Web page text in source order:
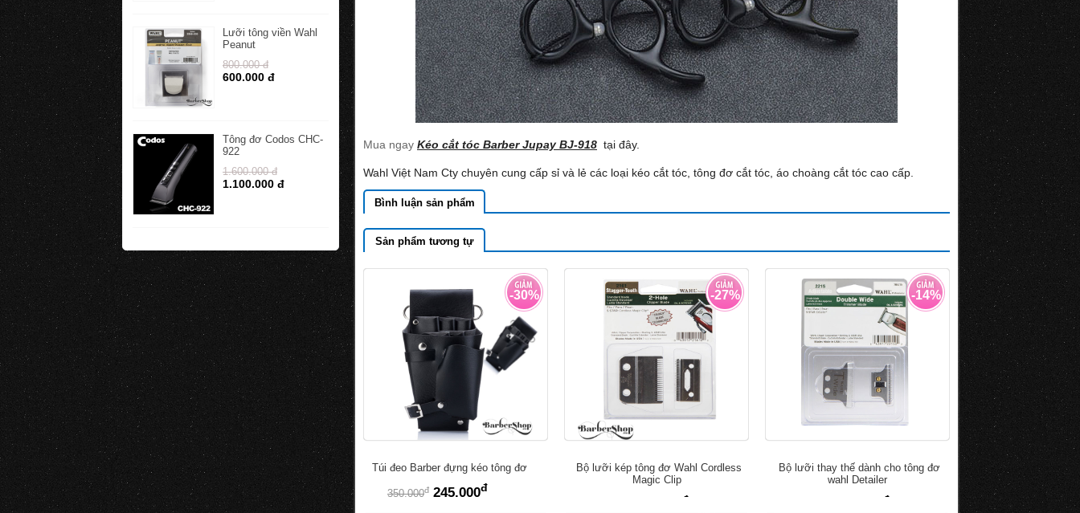
Lưỡi tông viền Wahl
Peanut
800.000 đ
600.000 đ
Tông đơ Codos CHC-
922
1.600.000 đ
1.100.000 đ
Mua ngay Kéo cắt tóc Barber Jupay BJ-918 tại đây.
Wahl Việt Nam Cty chuyên cung cấp sỉ và lẻ các loại kéo cắt tóc, tông đơ cắt tóc, áo choàng cắt tóc cao cấp.
Bình luận sản phẩm
Sản phẩm tương tự
-30%
Túi đeo Barber đựng kéo tông đơ
350.000đ 245.000đ
-27%
Bộ lưỡi kép tông đơ Wahl Cordless
Magic Clip
đ
-14%
Bộ lưỡi thay thế dành cho tông đơ
wahl Detailer
đ